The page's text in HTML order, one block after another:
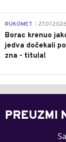
RUKOMET
Borac krenuo
jedva dočekali
zna - titula!
PREUZMI